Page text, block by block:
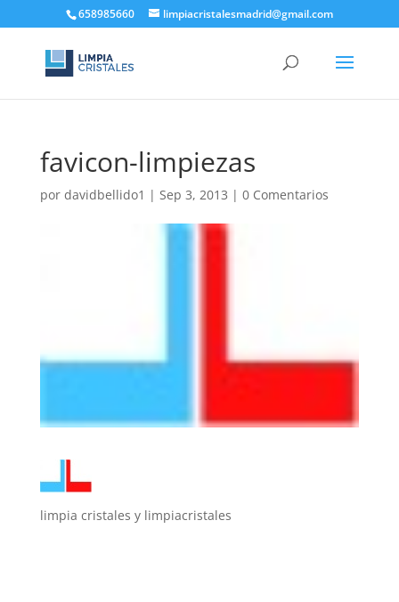
658985660 limpiacristalesmadrid@gmail.com
favicon-limpiezas
por davidbellido1 | Sep 3, 2013 | 0 Comentarios
limpia cristales y limpiacristales